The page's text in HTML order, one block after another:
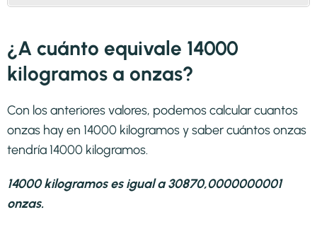
¿A cuánto equivale 14000
kilogramos a onzas?
Con los anteriores valores, podemos calcular cuantos
onzas hay en 14000 kilogramos y saber cuántos onzas
tendría 14000 kilogramos.
14000 kilogramos es igual a 30870,0000000001
onzas.